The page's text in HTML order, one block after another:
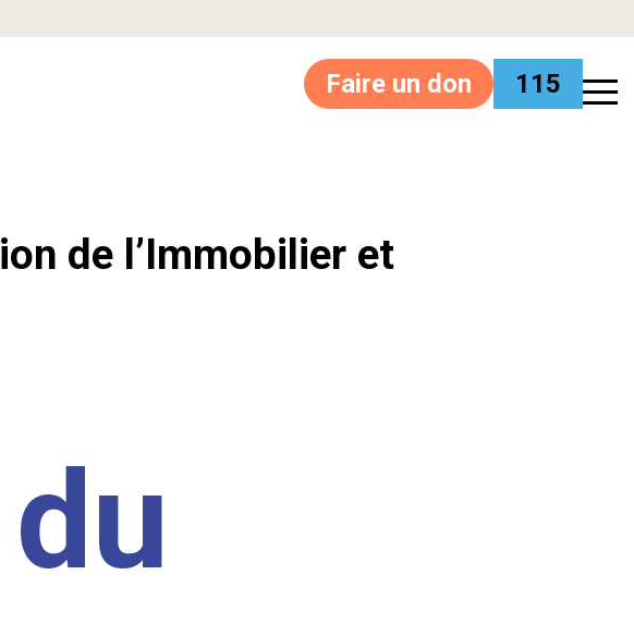
Faire un don 115
de l’Immobilier et